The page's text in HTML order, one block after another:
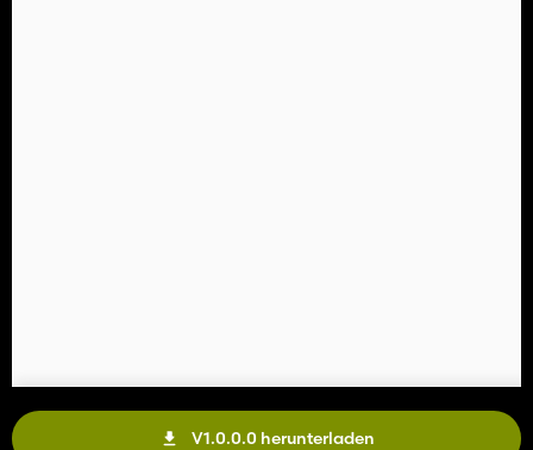
V1.0.0.0 herunterladen